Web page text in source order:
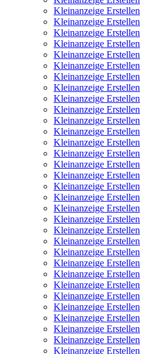
Kleinanzeige Erstellen
Kleinanzeige Erstellen
Kleinanzeige Erstellen
Kleinanzeige Erstellen
Kleinanzeige Erstellen
Kleinanzeige Erstellen
Kleinanzeige Erstellen
Kleinanzeige Erstellen
Kleinanzeige Erstellen
Kleinanzeige Erstellen
Kleinanzeige Erstellen
Kleinanzeige Erstellen
Kleinanzeige Erstellen
Kleinanzeige Erstellen
Kleinanzeige Erstellen
Kleinanzeige Erstellen
Kleinanzeige Erstellen
Kleinanzeige Erstellen
Kleinanzeige Erstellen
Kleinanzeige Erstellen
Kleinanzeige Erstellen
Kleinanzeige Erstellen
Kleinanzeige Erstellen
Kleinanzeige Erstellen
Kleinanzeige Erstellen
Kleinanzeige Erstellen
Kleinanzeige Erstellen
Kleinanzeige Erstellen
Kleinanzeige Erstellen
Kleinanzeige Erstellen
Kleinanzeige Erstellen
Kleinanzeige Erstellen